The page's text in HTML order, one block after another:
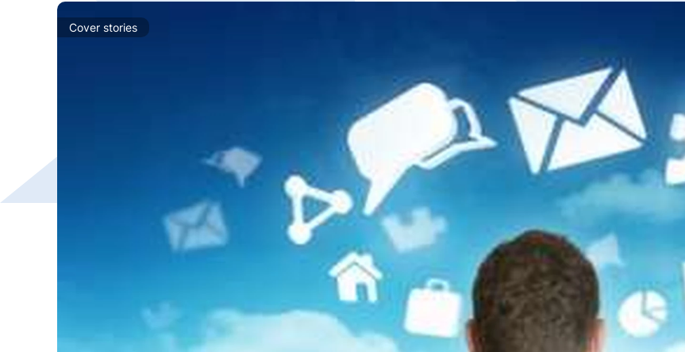
Cover stories